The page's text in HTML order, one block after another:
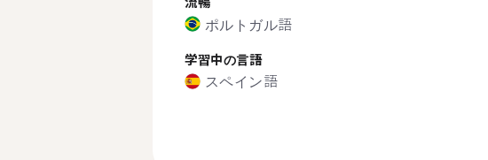
ポルトガル語
学習中の言語
スペイン語